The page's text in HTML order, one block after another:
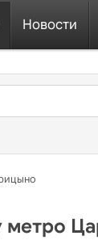
Новости
метро